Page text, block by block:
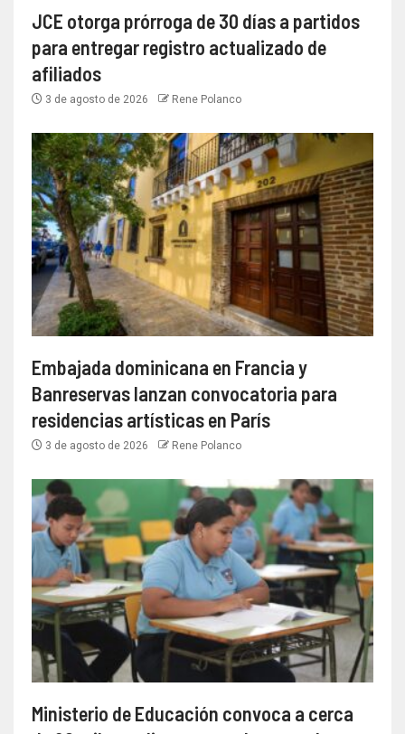
JCE otorga prórroga de 30 días a partidos
para entregar registro actualizado de
afiliados
3 de agosto de 2026 Rene Polanco
Embajada dominicana en Francia y
Banreservas lanzan convocatoria para
residencias artísticas en París
3 de agosto de 2026 Rene Polanco
Ministerio de Educación convoca a cerca